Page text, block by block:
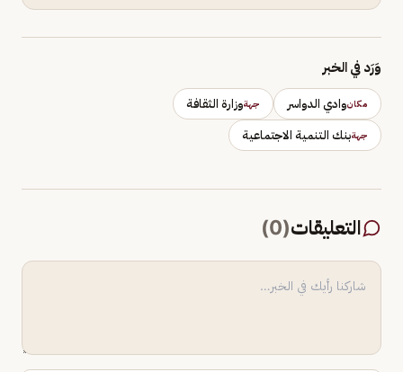
وَرَد في الخبر
مكانوادي الدواسر جهةوزارة الثقافة
جهةبنك التنمية الاجتماعية
التعليقات(
0
)